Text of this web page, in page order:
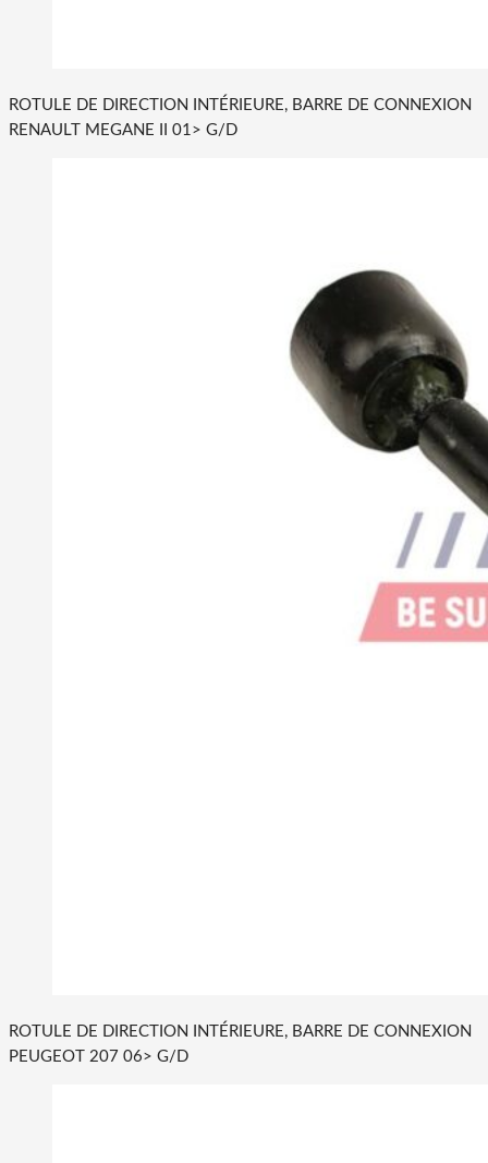
ROTULE DE DIRECTION INTÉRIEURE, BARRE DE CONNEXION
RENAULT MEGANE II 01> G/D
ROTULE DE DIRECTION INTÉRIEURE, BARRE DE CONNEXION
PEUGEOT 207 06> G/D